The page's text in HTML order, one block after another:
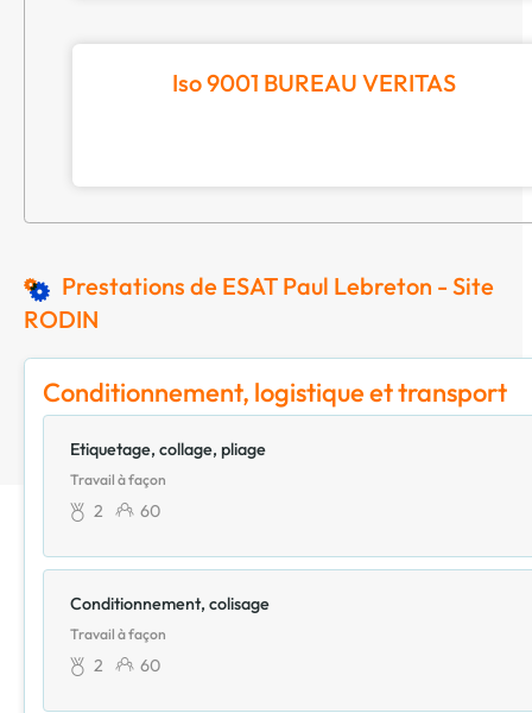
Iso 9001 BUREAU VERITAS
Prestations de ESAT Paul Lebreton - Site
RODIN
Conditionnement, logistique et transport
Etiquetage, collage, pliage
Travail à façon
2 60
Conditionnement, colisage
Travail à façon
2 60